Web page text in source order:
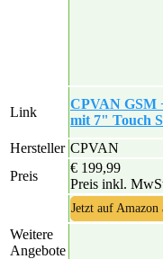
Link
CPVAN GSM
mit 7" Touch
Hersteller CPVAN
Preis
€ 199,99
Preis inkl.
Jetzt auf Amazon
Weitere
Angebote